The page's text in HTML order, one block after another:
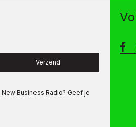
Verzend
New Business Radio? Geef je